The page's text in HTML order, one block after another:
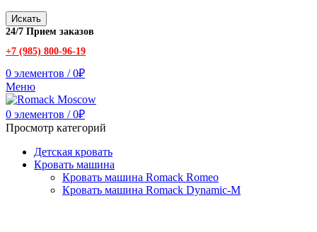
Искать
24/7 Прием заказов
+7 (985) 800-96-19
0 элементов / 0₽
Меню
0 элементов / 0₽
Просмотр категорий
Детская кровать
Кровать машина
Кровать машина Romack Romeo
Кровать машина Romack Dynamic-M